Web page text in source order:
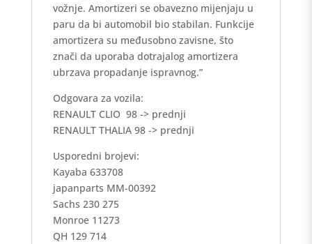
vožnje. Amortizeri se obavezno mijenjaju u
paru da bi automobil bio stabilan. Funkcije
amortizera su međusobno zavisne, što
znači da uporaba dotrajalog amortizera
ubrzava propadanje ispravnog.”
Odgovara za vozila:
RENAULT CLIO 98 -> prednji
RENAULT THALIA 98 -> prednji
Usporedni brojevi:
Kayaba 633708
japanparts MM-00392
Sachs 230 275
Monroe 11273
QH 129 714